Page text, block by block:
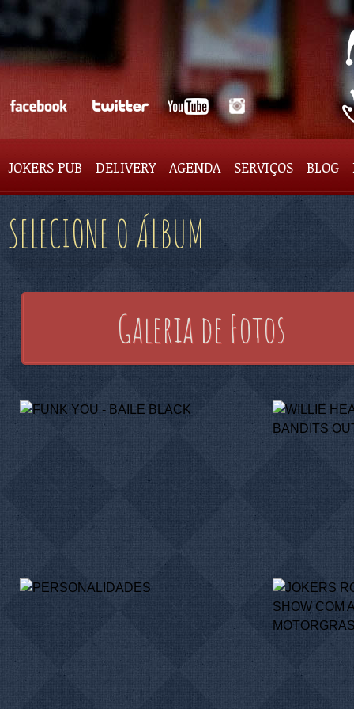
JOKERS PUB DELIVERY AGENDA SERVIÇOS BLOG
SELECIONE O ÁLBUM
Galeria de Fotos
FUNK YOU - BAILE BLACK
09/06/12